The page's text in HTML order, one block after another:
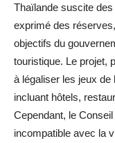
Thaïlande suscite
exprimé des
objectifs du
touristique. Le projet,
à légaliser les jeux
incluant hôtels,
Cependant, le
incompatible avec la